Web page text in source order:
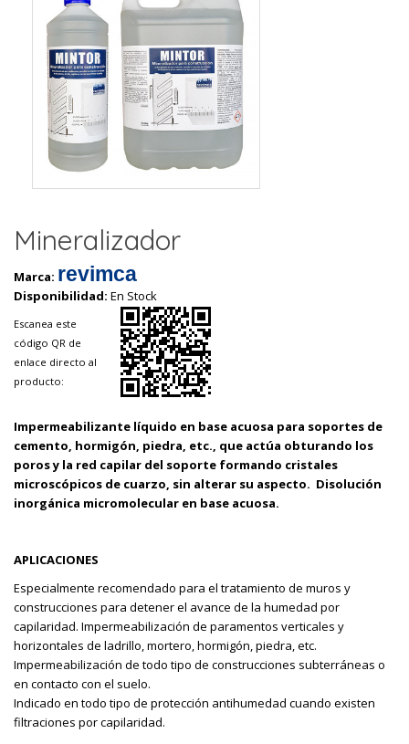
Mineralizador
Marca: revimca
Disponibilidad: En Stock
Escanea este
código QR de
enlace directo al
producto:
Impermeabilizante líquido en base acuosa para soportes de
cemento, hormigón, piedra, etc., que actúa obturando los
poros y la red capilar del soporte formando cristales
microscópicos de cuarzo, sin alterar su aspecto. Disolución
inorgánica micromolecular en base acuosa.
APLICACIONES
Especialmente recomendado para el tratamiento de muros y
construcciones para detener el avance de la humedad por
capilaridad. Impermeabilización de paramentos verticales y
horizontales de ladrillo, mortero, hormigón, piedra, etc.
Impermeabilización de todo tipo de construcciones subterráneas o
en contacto con el suelo.
Indicado en todo tipo de protección antihumedad cuando existen
filtraciones por capilaridad.